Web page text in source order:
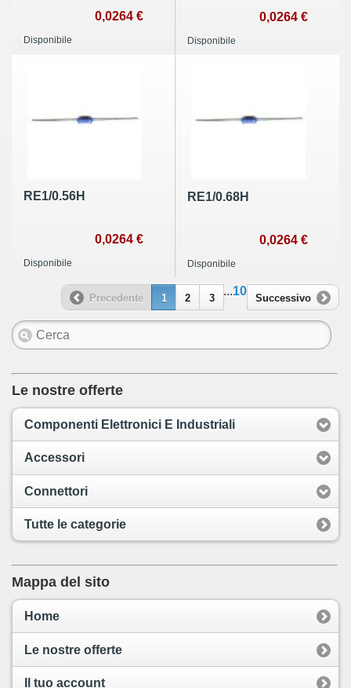
0,0264 €
Disponibile
0,0264 €
Disponibile
RE1/0.56H
0,0264 €
Disponibile
RE1/0.68H
0,0264 €
Disponibile
Precedente 1 2 3
...10
Successivo
Le nostre offerte
Componenti Elettronici E Industriali
Accessori
Connettori
Tutte le categorie
Mappa del sito
Home
Le nostre offerte
Il tuo account